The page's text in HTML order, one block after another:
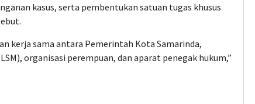
kasus, serta pembentukan satuan tugas khusus
kerja sama antara Pemerintah Kota Samarinda,
organisasi perempuan, dan aparat penegak hukum,”